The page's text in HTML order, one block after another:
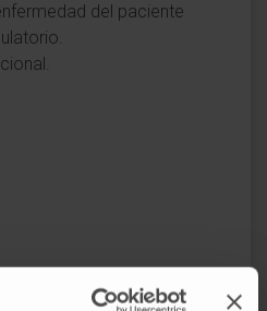
del paciente